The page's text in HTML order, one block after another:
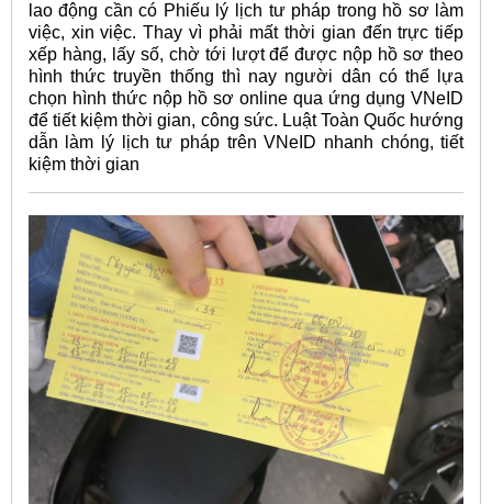
lao động cần có Phiếu lý lịch tư pháp trong hồ sơ làm
việc, xin việc. Thay vì phải mất thời gian đến trực tiếp
xếp hàng, lấy số, chờ tới lượt để được nộp hồ sơ theo
hình thức truyền thống thì nay người dân có thể lựa
chọn hình thức nộp hồ sơ online qua ứng dụng VNeID
để tiết kiệm thời gian, công sức. Luật Toàn Quốc hướng
dẫn làm lý lịch tư pháp trên VNeID nhanh chóng, tiết
kiệm thời gian